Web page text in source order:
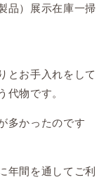
品）展示在庫一掃
とお手入れをして
代物です。
多かったのです
年間を通してご利